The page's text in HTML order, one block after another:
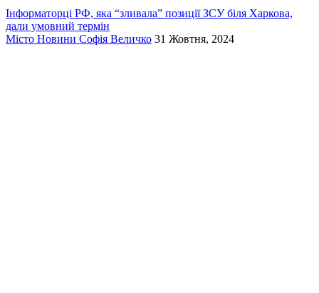
Інформаторці РФ, яка “зливала” позиції ЗСУ біля Харкова,
дали умовний термін
Місто Новини Софія Величко 31 Жовтня, 2024